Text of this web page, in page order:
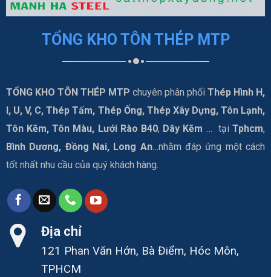
TỔNG KHO TÔN THÉP MTP
TỔNG KHO TÔN THÉP MTP chuyên phân phốiThép Hình H,
I, U, V, C, Thép Tấm, Thép Ống, Thép Xây Dựng, Tôn Lạnh,
Tôn Kẽm, Tôn Màu, Lưới Rào B40, Dây Kẽm … tạiTphcm,
Bình Dương, Đồng Nai, Long An…nhằm đáp ứng một cách
tốt nhất nhu cầu của quý khách hàng.
Địa chỉ
121 Phan Văn Hớn, Bà Điểm, Hóc Môn,
TPHCM